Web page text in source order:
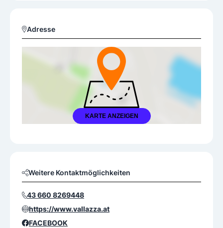
Adresse
KARTE ANZEIGEN
Weitere Kontaktmöglichkeiten
43 660 8269448
https://www.vallazza.at
FACEBOOK